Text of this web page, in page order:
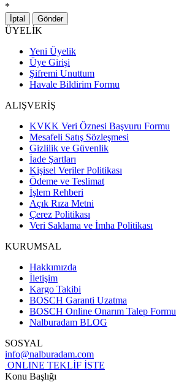
*
İptal Gönder
ÜYELİK
Yeni Üyelik
Üye Girişi
Şifremi Unuttum
Havale Bildirim Formu
ALIŞVERİŞ
KVKK Veri Öznesi Başvuru Formu
Mesafeli Satış Sözleşmesi
Gizlilik ve Güvenlik
İade Şartları
Kişisel Veriler Politikası
Ödeme ve Teslimat
İşlem Rehberi
Açık Rıza Metni
Çerez Politikası
Veri Saklama ve İmha Politikası
KURUMSAL
Hakkımızda
İletişim
Kargo Takibi
BOSCH Garanti Uzatma
BOSCH Online Onarım Talep Formu
Nalburadam BLOG
SOSYAL
info@nalburadam.com
ONLINE TEKLİF İSTE
Konu Başlığı